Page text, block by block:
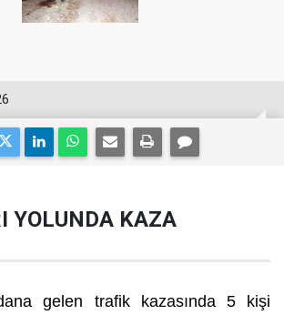
YOLUNDA KAZA
gelen trafik kazasında 5 kişi